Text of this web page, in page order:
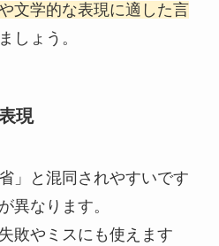
文学的な表現に適した言
しょう。
現
」と混同されやすいです
異なります。
敗やミスにも使えます